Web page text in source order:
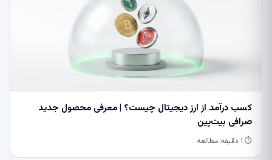
کسب درآمد از ارز دیجیتال چیست؟ | معرفی محصول جدید
صرافی بیت‌پین
⏱ ۱ دقیقه مطالعه